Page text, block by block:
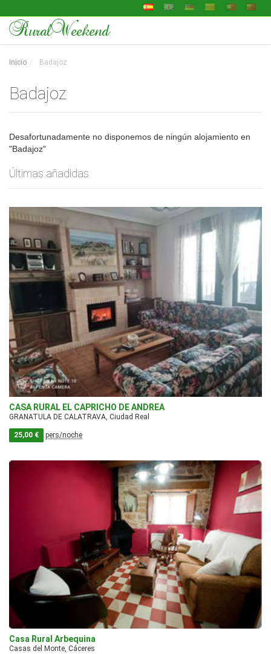
RuralWeekend
Inicio Badajoz
Badajoz
Desafortunadamente no disponemos de ningún alojamiento en
"Badajoz"
Últimas añadidas
CASA RURAL EL CAPRICHO DE ANDREA
GRANATULA DE CALATRAVA, Ciudad Real
25,00 € pers/noche
Casa Rural Arbequina
Casas del Monte, Cáceres